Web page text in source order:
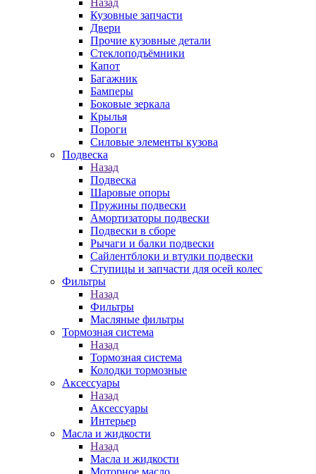
Назад
Кузовные запчасти
Двери
Прочие кузовные детали
Стеклоподъёмники
Капот
Багажник
Бамперы
Боковые зеркала
Крылья
Пороги
Силовые элементы кузова
Подвеска
Назад
Подвеска
Шаровые опоры
Пружины подвески
Амортизаторы подвески
Подвески в сборе
Рычаги и балки подвески
Сайлентблоки и втулки подвески
Ступицы и запчасти для осей колес
Фильтры
Назад
Фильтры
Масляные фильтры
Тормозная система
Назад
Тормозная система
Колодки тормозные
Аксессуары
Назад
Аксессуары
Интерьер
Масла и жидкости
Назад
Масла и жидкости
Моторное масло